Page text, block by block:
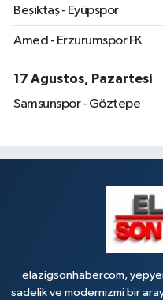
Beşiktaş - Eyüpspor
Amed - Erzurumspor FK
17 Ağustos, Pazartesi
Samsunspor - Göztepe
elazigsonhabercom,
sadelik ve modernizmi bir